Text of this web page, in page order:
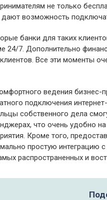
не только
возможность
банки для таких
24/7. Дополнительно
Все эти моменты
ведения бизнес-
подключения
собственного дела
что очень удобно
Кроме того,
простую интеграцию
распространенных и